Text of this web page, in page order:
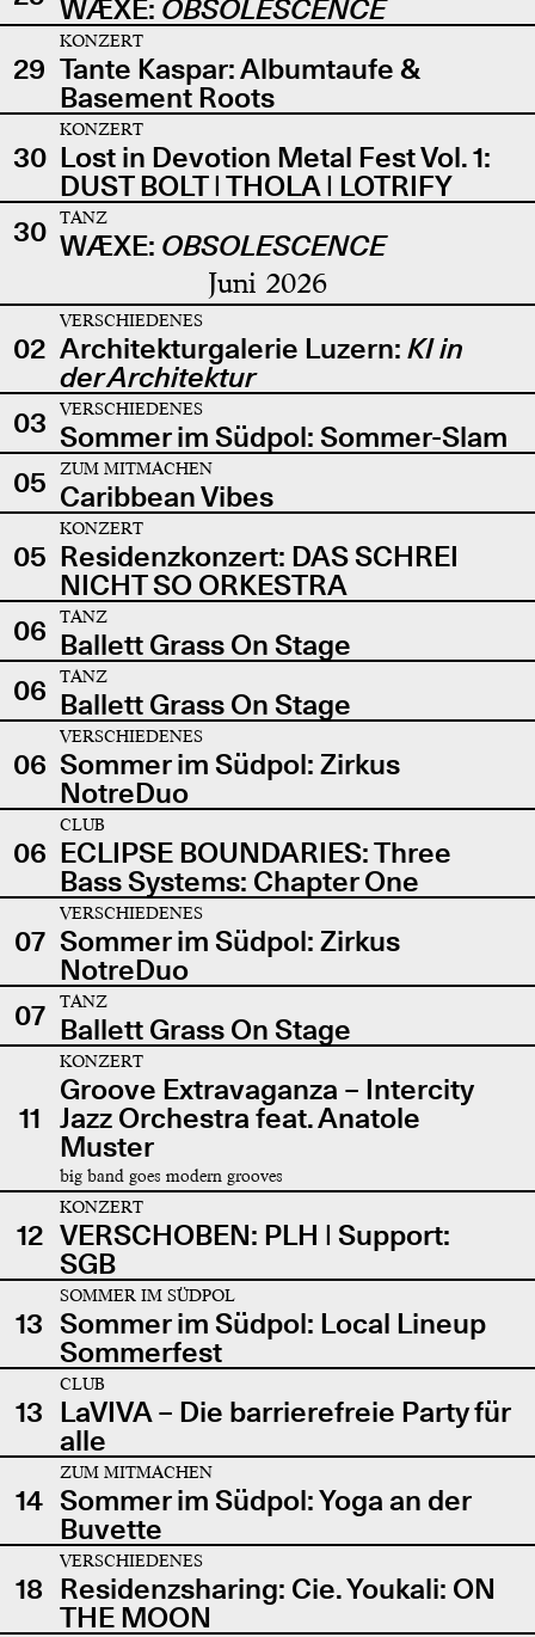
WÆXE: OBSOLESCENCE
29
KONZERT
Tante Kaspar: Albumtaufe &
Basement Roots
30
KONZERT
Lost in Devotion Metal Fest Vol. 1:
DUST BOLT | THOLA | LOTRIFY
30
TANZ
WÆXE: OBSOLESCENCE
Juni 2026
02
VERSCHIEDENES
Architekturgalerie Luzern: KI in
der Architektur
03
VERSCHIEDENES
Sommer im Südpol: Sommer-Slam
05
ZUM MITMACHEN
Caribbean Vibes
05
KONZERT
Residenzkonzert: DAS SCHREI
NICHT SO ORKESTRA
06
TANZ
Ballett Grass On Stage
06
TANZ
Ballett Grass On Stage
06
VERSCHIEDENES
Sommer im Südpol: Zirkus
NotreDuo
06
CLUB
ECLIPSE BOUNDARIES: Three
Bass Systems: Chapter One
07
VERSCHIEDENES
Sommer im Südpol: Zirkus
NotreDuo
07
TANZ
Ballett Grass On Stage
11
KONZERT
Groove Extravaganza – Intercity
Jazz Orchestra feat. Anatole
Muster
big band goes modern grooves
12
KONZERT
VERSCHOBEN: PLH | Support:
SGB
13
SOMMER IM SÜDPOL
Sommer im Südpol: Local Lineup
Sommerfest
13
CLUB
LaVIVA – Die barrierefreie Party für
alle
14
ZUM MITMACHEN
Sommer im Südpol: Yoga an der
Buvette
18
VERSCHIEDENES
Residenzsharing: Cie. Youkali: ON
THE MOON